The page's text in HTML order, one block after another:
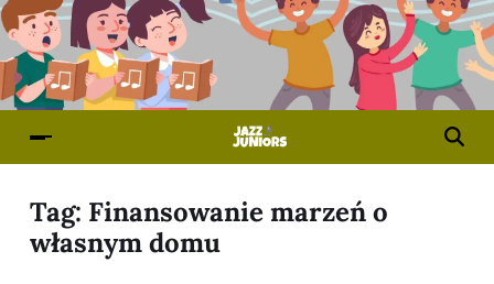
Tag: Finansowanie marzeń o
własnym domu